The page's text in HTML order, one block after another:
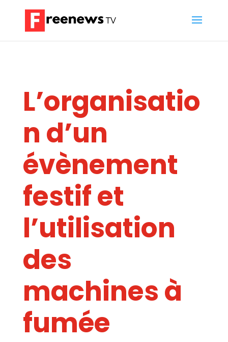
L’organisatio
n d’un
évènement
festif et
l’utilisation
des
machines à
fumée